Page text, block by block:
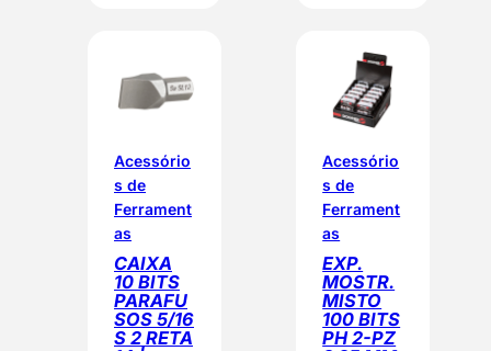
Acessório
s de
Ferrament
as
CAIXA
10 BITS
PARAFU
SOS 5/16
S 2 RETA
Acessório
s de
Ferrament
as
EXP.
MOSTR.
MISTO
100 BITS
PH 2-PZ